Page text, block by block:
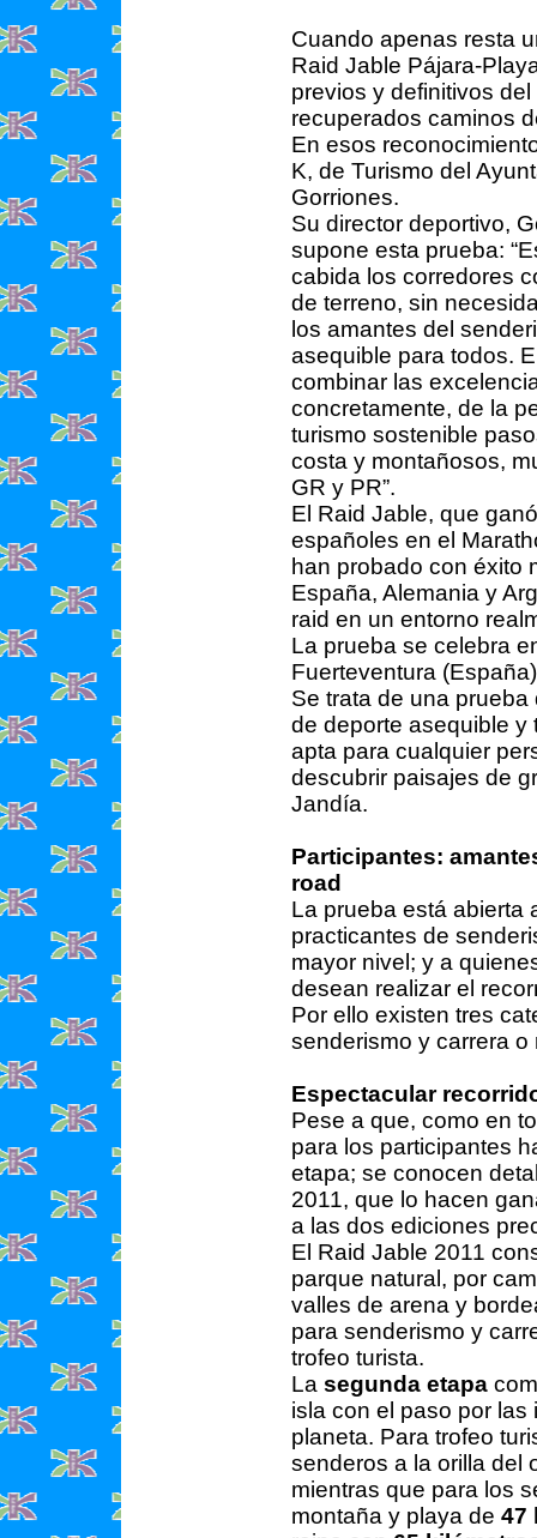
Cuando apenas resta
Raid Jable Pájara-
previos y definitivos
recuperados caminos
En esos
K, de Turismo del
Gorriones.
Su director deportivo,
supone esta prueba:
cabida los corredores
de terreno, sin
los amantes del
asequible para todos.
combinar las
concretamente, de la
turismo sostenible
costa y montañosos,
GR y PR”.
El Raid Jable, que
españoles en el
han probado con éxito
España, Alemania y
raid en un entorno
La prueba se celebra
Fuerteventura
Se trata de una
de deporte asequible y
apta para cualquier
descubrir paisajes de
Jandía.
Participantes:
road
La prueba está abierta
practicantes de
mayor nivel; y a
desean realizar el
Por ello existen tres
senderismo y carrera o
Espectacular
Pese a que, como en
para los participantes
etapa; se conocen
2011, que lo hacen
a las dos ediciones
El Raid Jable 2011
parque natural, por
valles de arena y
para senderismo y
trofeo turista.
La segunda etapa
isla con el paso por
planeta. Para trofeo
senderos a la orilla del
mientras que para los
montaña y playa de 47